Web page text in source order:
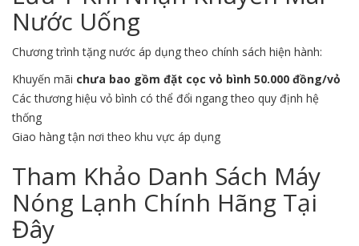
Nước Uống
Chương trình tặng nước áp dụng theo chính sách hiện hành:
Khuyến mãi chưa bao gồm đặt cọc vỏ bình 50.000 đồng/vỏ
Các thương hiệu vỏ bình có thể đổi ngang theo quy định hệ
thống
Giao hàng tận nơi theo khu vực áp dụng
Tham Khảo Danh Sách Máy
Nóng Lạnh Chính Hãng Tại
Đây